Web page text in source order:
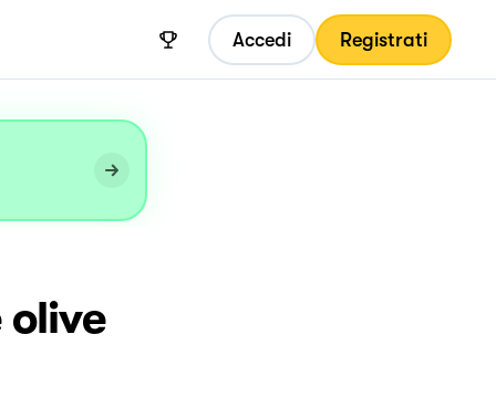
Accedi Registrati